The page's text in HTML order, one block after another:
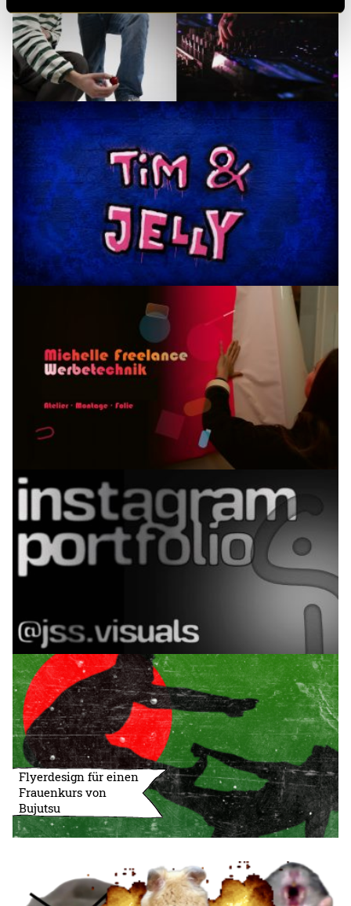
Flyerdesign für einen
Frauenkurs von
Bujutsu